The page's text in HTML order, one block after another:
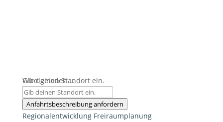
Wird geladen …
Gib deinen Standort ein.
Anfahrtsbeschreibung anfordern
Regionalentwicklung Freiraumplanung